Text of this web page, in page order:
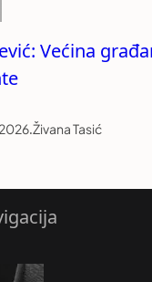
Većina
.Živana Tasić